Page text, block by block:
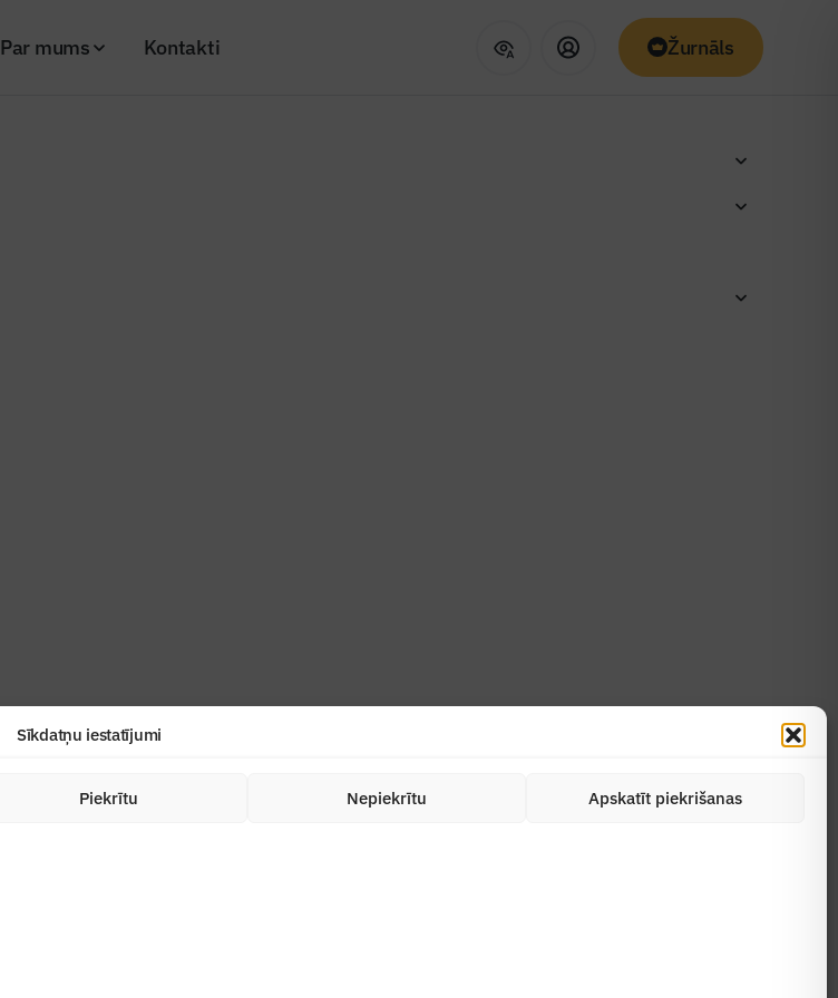
Sīkdatņu iestatījumi
Piekrītu Nepiekrītu Apskatīt piekrišanas
Par mums Kontakti Žurnāls